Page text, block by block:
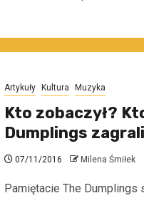
Artykuły Kultura Muzyka
Kto zobaczył?
Dumplings
07/11/2016 Milena Śmiłek
Pamiętacie The Dumplings